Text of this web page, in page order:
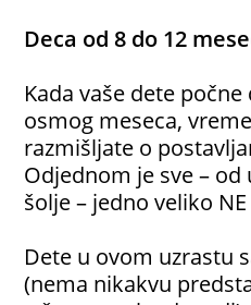
Deca od 8 do 12
Kada vaše dete
osmog meseca,
razmišljate o
Odjednom je sve –
šolje – jedno veliko NE
Dete u ovom uzrastu
(nema nikakvu